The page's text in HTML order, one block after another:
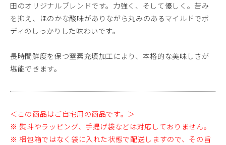
田のオリジナルブレンドです。力強く、そして優しく。苦み
を抑え、ほのかな酸味がありながら丸みのあるマイルドでボ
ディのしっかりした味わいです。
長時間鮮度を保つ窒素充填加工により、本格的な美味しさが
堪能できます。
＜この商品はご自宅用の商品です。＞
※ 熨斗やラッピング、手提げ袋などは対応しておりません。
※ 梱包箱ではなく袋に入れた状態で配送しますので、その旨